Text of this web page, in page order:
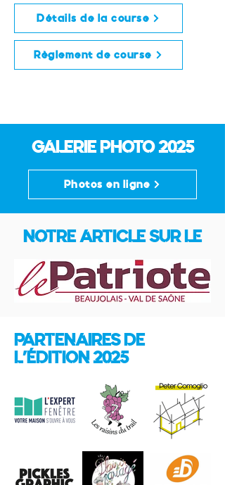
Détails de la course
Règlement de course
GALERIE PHOTO 2025
Photos en ligne
NOTRE ARTICLE SUR LE
PARTENAIRES DE
L'ÉDITION 2025